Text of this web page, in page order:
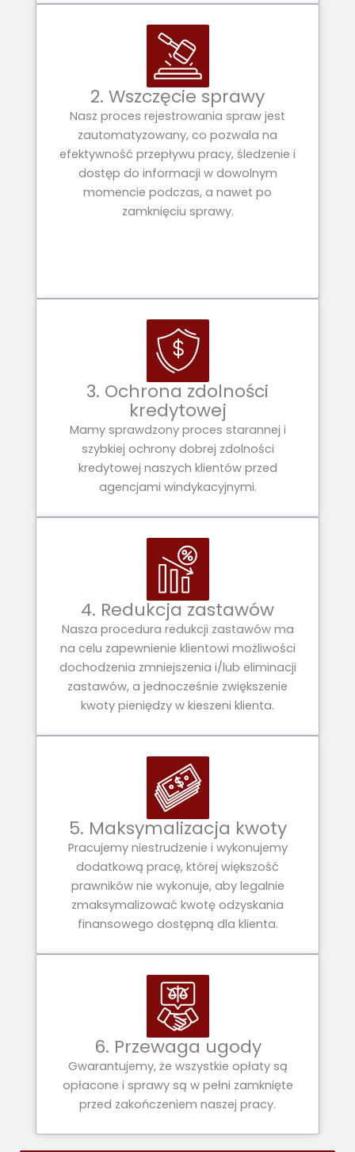
2. Wszczęcie sprawy
Nasz proces rejestrowania spraw jest
zautomatyzowany, co pozwala na
efektywność przepływu pracy, śledzenie i
dostęp do informacji w dowolnym
momencie podczas, a nawet po
zamknięciu sprawy.
3. Ochrona zdolności
kredytowej
Mamy sprawdzony proces starannej i
szybkiej ochrony dobrej zdolności
kredytowej naszych klientów przed
agencjami windykacyjnymi.
4. Redukcja zastawów
Nasza procedura redukcji zastawów ma
na celu zapewnienie klientowi możliwości
dochodzenia zmniejszenia i/lub eliminacji
zastawów, a jednocześnie zwiększenie
kwoty pieniędzy w kieszeni klienta.
5. Maksymalizacja kwoty
Pracujemy niestrudzenie i wykonujemy
dodatkową pracę, której większość
prawników nie wykonuje, aby legalnie
zmaksymalizować kwotę odzyskania
finansowego dostępną dla klienta.
6. Przewaga ugody
Gwarantujemy, że wszystkie opłaty są
opłacone i sprawy są w pełni zamknięte
przed zakończeniem naszej pracy.